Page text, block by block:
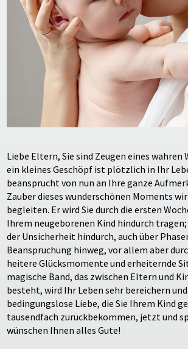
Liebe Eltern, Sie sind Zeugen eines wahren
ein kleines Geschöpf ist plötzlich in Ihr
beansprucht von nun an Ihre ganze
Zauber dieses wunderschönen Moments
begleiten. Er wird Sie durch die ersten
Ihrem neugeborenen Kind hindurch
der Unsicherheit hindurch, auch über
Beanspruchung hinweg, vor allem aber
heitere Glücksmomente und erheiternde
magische Band, das zwischen Eltern und
besteht, wird Ihr Leben sehr bereichern
bedingungslose Liebe, die Sie Ihrem Kind
tausendfach zurückbekommen, jetzt und
wünschen Ihnen alles Gute!